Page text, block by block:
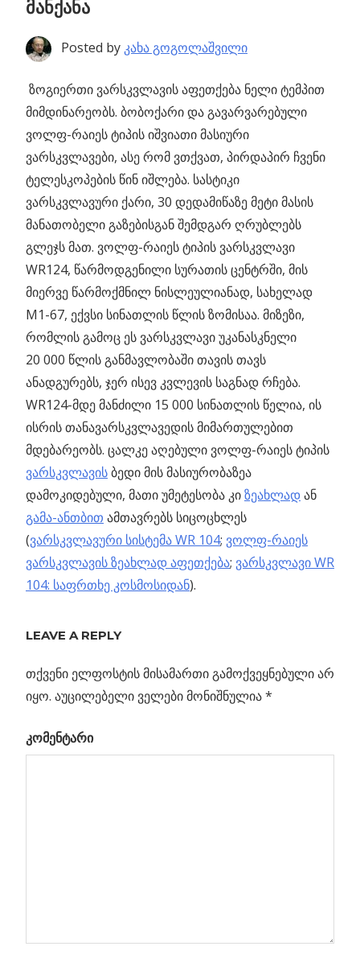
მანქანა
Posted by კახა გოგოლაშვილი
ზოგიერთი ვარსკვლავის აფეთქება ნელი ტემპით
მიმდინარეობს. ბობოქარი და გავარვარებული
ვოლფ-რაიეს ტიპის იშვიათი მასიური
ვარსკვლავები, ასე რომ ვთქვათ, პირდაპირ ჩვენი
ტელესკოპების წინ იშლება. სასტიკი
ვარსკვლავური ქარი, 30 დედამიწაზე მეტი მასის
მანათობელი გაზებისგან შემდგარ ღრუბლებს
გლეჯს მათ. ვოლფ-რაიეს ტიპის ვარსკვლავი
WR124, წარმოდგენილი სურათის ცენტრში, მის
მიერვე წარმოქმნილ ნისლეულიანად, სახელად
M1-67, ექვსი სინათლის წლის ზომისაა. მიზეზი,
რომლის გამოც ეს ვარსკვლავი უკანასკნელი
20 000 წლის განმავლობაში თავის თავს
ანადგურებს, ჯერ ისევ კვლევის საგნად რჩება.
WR124-მდე მანძილი 15 000 სინათლის წელია, ის
ისრის თანავარსკვლავედის მიმართულებით
მდებარეობს. ცალკე აღებული ვოლფ-რაიეს ტიპის
ვარსკვლავისბედი მის მასიურობაზეა
დამოკიდებული, მათი უმეტესობა კიზეახლადან
გამა-ანთბით ამთავრებს სიცოცხლეს
(ვარსკვლავური სისტემა WR 104; ვოლფ-რაიეს
ვარსკვლავის ზეახლად აფეთქება; ვარსკვლავი WR
104: საფრთხე კოსმოსიდან).
ნავიგაცია
Previous
ნეიტრინოებს
კოლაიდერშიც
სწავლობენ
LEAVE A REPLY
თქვენი ელფოსტის მისამართი გამოქვეყნებული არ
იყო. აუცილებელი ველები მონიშნულია*
კომენტარი